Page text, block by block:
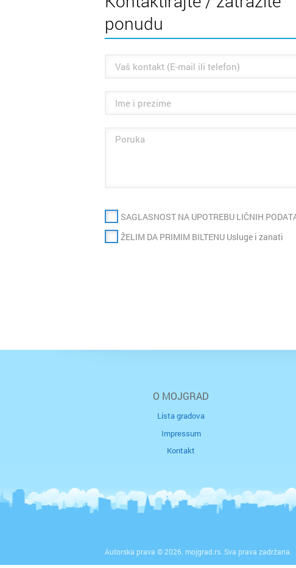
ponudu
SAGLASNOST NA UPOTREBU LIČNIH
ŽELIM DA PRIMIM BILTENU Usluge i zanati
O MOJGRAD
Lista gradova
Impressum
Kontakt
Autorska prava © 2026. mojgrad.rs. Sva prava zadržana.